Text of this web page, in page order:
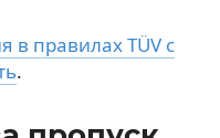
в правилах TÜV с
.